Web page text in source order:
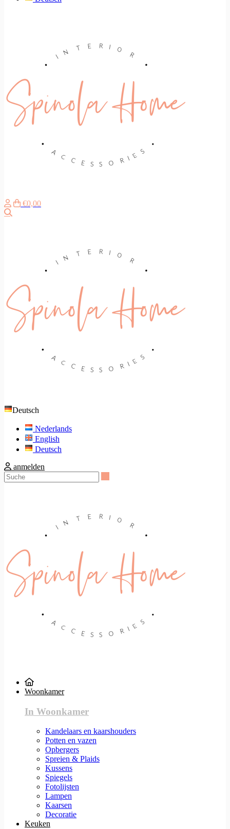
€0,00
Deutsch
Nederlands
English
Deutsch
anmelden
Woonkamer
In Woonkamer
Kandelaars en kaarshouders
Potten en vazen
Opbergers
Spreien & Plaids
Kussens
Spiegels
Fotolijsten
Lampen
Kaarsen
Decoratie
Keuken